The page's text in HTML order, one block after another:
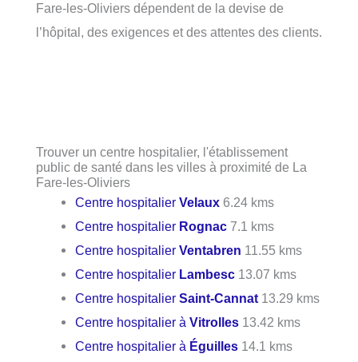
Fare-les-Oliviers dépendent de la devise de
l’hôpital, des exigences et des attentes des clients.
Trouver un centre hospitalier, l'établissement
public de santé dans les villes à proximité de La
Fare-les-Oliviers
Centre hospitalierVelaux 6.24 kms
Centre hospitalier Rognac 7.1 kms
Centre hospitalierVentabren 11.55 kms
Centre hospitalier Lambesc 13.07 kms
Centre hospitalierSaint-Cannat 13.29 kms
Centre hospitalier àVitrolles 13.42 kms
Centre hospitalier à Éguilles 14.1 kms